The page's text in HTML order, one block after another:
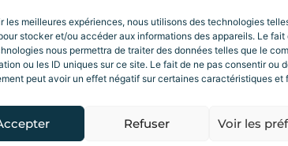
les meilleures expériences, nous utilisons des technologies
stocker et/ou accéder aux informations des appareils. Le fait
nous permettra de traiter des données telles que le
ou les ID uniques sur ce site. Le fait de ne pas consentir ou
peut avoir un effet négatif sur certaines caractéristiques et
Refuser Voir les
suis fatiguée » (on est toujours
pour le soir; la nuit et le
elle promet à plus tard « à
n’est guère facile puisque
pudeur pour l’enfant, ce n’est